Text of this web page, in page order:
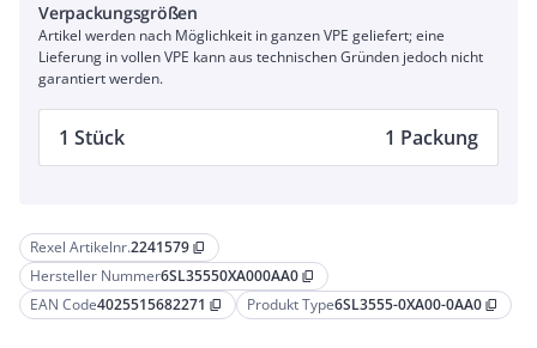
Rexel Artikelnr.2241579 content_copy
Hersteller Nummer6SL35550XA000AA0 content_copy
EAN Code4025515682271 content_copy Produkt Type6SL3555-0XA00-0AA0 content_copy
Verpackungsgrößen
Artikel werden nach Möglichkeit in ganzen VPE geliefert; eine
Lieferung in vollen VPE kann aus technischen Gründen jedoch nicht
garantiert werden.
1 Stück 1 Packung